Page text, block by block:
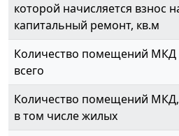
которой начисляется взнос
капитальный ремонт, кв.м
Количество помещений МКД
всего
Количество помещений МКД,
в том числе жилых